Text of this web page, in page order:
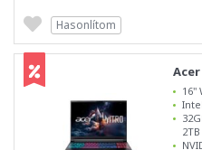
Hasonlítom
Acer
16"